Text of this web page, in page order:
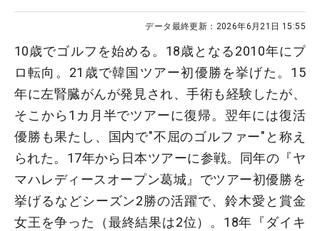
データ最終更新： 2026年6月21日 15:55
10歳でゴルフを始める。18歳となる2010年にプ
ロ転向。21歳で韓国ツアー初優勝を挙げた。15
年に左腎臓がんが発見され、手術も経験したが、
そこから1カ月半でツアーに復帰。翌年には復活
優勝も果たし、国内で"不屈のゴルファー"と称え
られた。17年から日本ツアーに参戦。同年の『ヤ
マハレディースオープン葛城』でツアー初優勝を
挙げるなどシーズン2勝の活躍で、鈴木愛と賞金
女王を争った（最終結果は2位）。18年『ダイキ